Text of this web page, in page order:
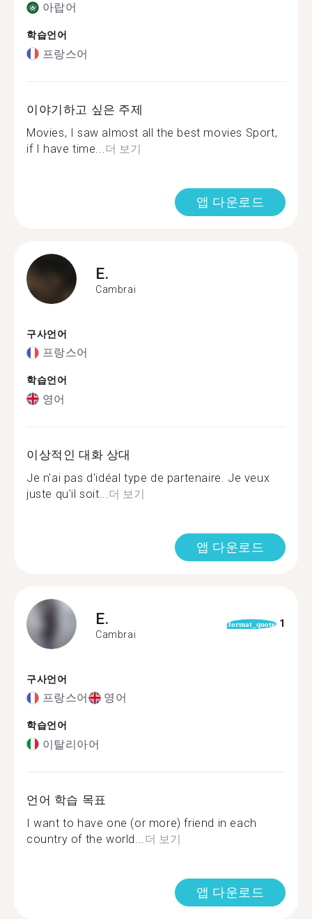
아랍어
학습언어
프랑스어
이야기하고 싶은 주제
Movies, I saw almost all the best movies Sport,
if I have time... 더 보기
앱 다운로드
E.
Cambrai
구사언어
프랑스어
학습언어
영어
이상적인 대화 상대
Je n'ai pas d'idéal type de partenaire. Je veux
juste qu'il soit... 더 보기
앱 다운로드
E.
Cambrai
format_quote 1
구사언어
프랑스어 영어
학습언어
이탈리아어
언어 학습 목표
I want to have one (or more) friend in each
country of the world... 더 보기
앱 다운로드